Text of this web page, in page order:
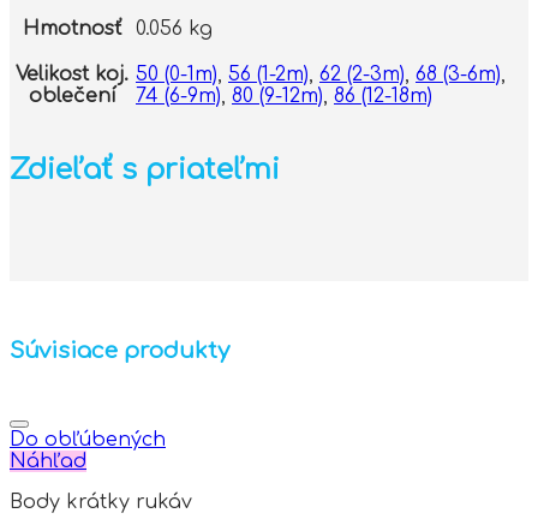
Hmotnosť 0.056 kg
Velikost koj.
oblečení
50 (0-1m), 56 (1-2m), 62 (2-3m), 68 (3-6m),
74 (6-9m), 80 (9-12m), 86 (12-18m)
Zdieľať s priateľmi
Súvisiace produkty
Do obľúbených
Náhľad
Body krátky rukáv